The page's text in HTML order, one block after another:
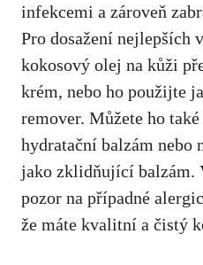
infekcemi a zároveň
Pro dosažení nejlepších
kokosový‌ olej na kůži
krém, nebo‌ ho použijte
remover. Můžete ho
hydratační⁣ balzám ⁣nebo
jako zklidňující balzám.
pozor na případné
že máte kvalitní‍ a čistý